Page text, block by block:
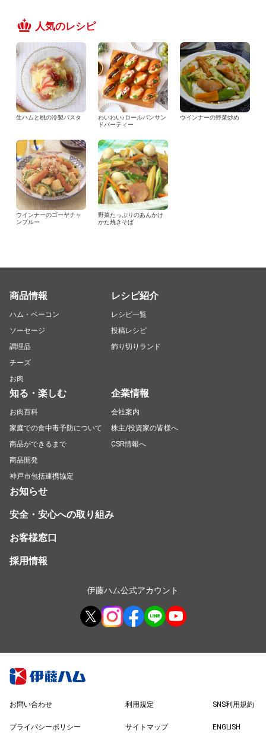
人気のレシピ
生ハムと桃の冷製パスタ
わいわい♪ロールパンサン
ドパーティー
ウインナーの野菜炒め
ウインナーのゴーヤチャ
ンプルー
野菜たっぷりのあんかけ
かた焼きそば
商品情報
ハム・ベーコン
ソーセージ
調理品
チーズ
お肉
レシピ紹介
レシピ一覧
投稿レシピ
飾り切りランド
知る・楽しむ
お肉百科
家庭での食中毒予防について
商品ができるまで
商品開発
神戸市包括連携協定
企業情報
会社案内
株主/投資家の皆様へ
CSR情報へ
お知らせ
安全・安心への取り組み
お客様窓口
採用情報
伊藤ハム公式アカウント
お問い合わせ 利用規定 SNS利用規約
プライバシーポリシー サイトマップ ENGLISH